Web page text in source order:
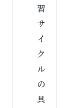
習
サ
イ
ク
ル
の
具